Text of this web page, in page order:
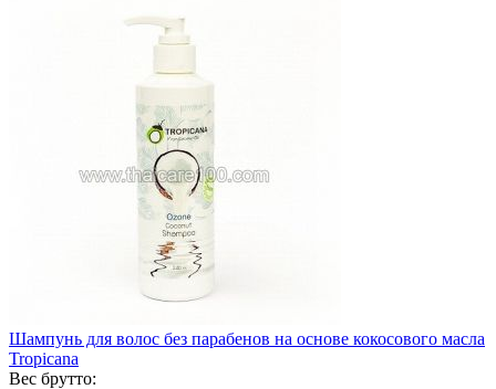
Шампунь для волос без парабенов на основе кокосового масла
Tropicana
Вес брутто: